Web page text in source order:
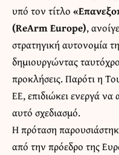
υπό τον τίτλο
(ReArm Europe),
στρατηγική αυτονομία
δημιουργώντας
προκλήσεις. Παρότι η
ΕΕ, επιδιώκει ενεργά
αυτό σχεδιασμό.
Η πρόταση
από την πρόεδρο της